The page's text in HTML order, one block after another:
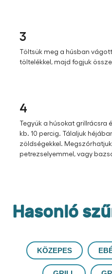
3
Töltsük meg a húsban
töltelékkel, majd fogjuk
4
Tegyük a húsokat grillrácsra
kb. 10 percig. Tálaljuk
zöldségekkel.
petrezselyemmel, vagy
Hasonló
KÖZEPES